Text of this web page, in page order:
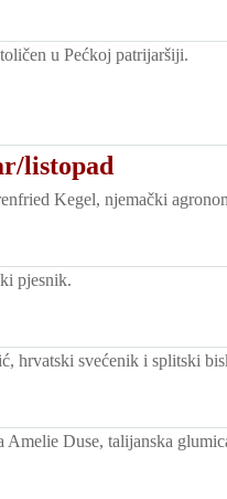
u Pećkoj patrijaršiji.
listopad
Kegel, njemački
pjesnik.
hrvatski svećenik i splitski
Amelie Duse, talijanska